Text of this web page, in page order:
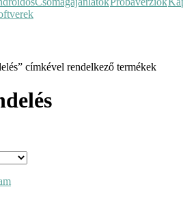
címkével rendelkező termékek